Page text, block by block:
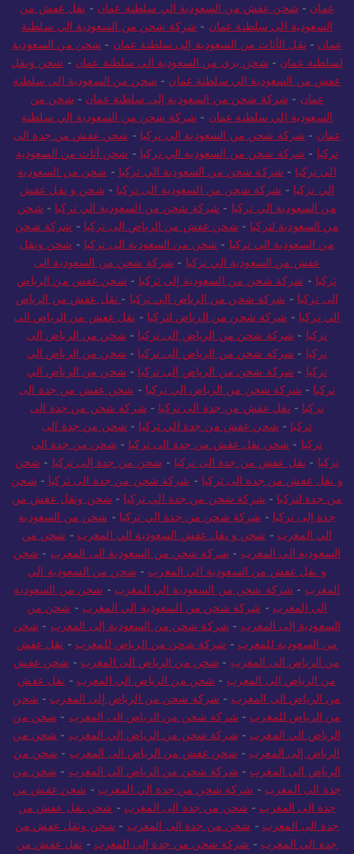
عمان - شحن عفش من السعودية الي سلطنة عمان - نقل عفش من
السعودية الي سلطنة عمان - شركة شحن من السعودية الي سلطنة
عمان - نقل الأثاث من السعودية إلى سلطنة عمان - شحن من السعودية
لسلطنة عمان - شحن بري من السعودية الي سلطنة عمان - شحن ونقل
عفش من السعودية الي سلطنة عمان - شحن من السعودية الى سلطنة
عمان - شركة شحن من السعودية إلى سلطنة عمان - شحن من
السعودية الي سلطنة عمان - شركة شحن من السعودية الي سلطنة
عمان - شركة شحن من السعودية الي تركيا - شحن عفش من جدة الى
تركيا - شركة شحن من السعودية الي تركيا - شحن أثاث من السعودية
الى تركيا - شركة شحن من السعودية الي تركيا - شحن من السعودية
الي تركيا - شركة شحن من السعودية الى تركيا - شحن و نقل عفش
من السعودية الي تركيا - شركة شحن من السعودية الي تركيا - شحن
من السعودية لتركيا - شحن عفش من الرياض الى تركيا - شركة شحن
من السعودية الي تركيا - شحن من السعودية الى تركيا - شحن ونقل
عفش من السعودية الي تركيا - شركة شحن من السعودية الى
تركيا - شركة شحن من السعودية إلى تركيا - شحن عفش من الرياض
الى تركيا - شركة شحن من الرياض الي تركيا - نقل عفش من الرياض
الي تركيا - شركة شحن من الرياض لتركيا - نقل عفش من الرياض الى
تركيا - شركة شحن من الرياض الى تركيا - شحن من الرياض الى
تركيا - شركة شحن من الرياض الى تركيا - شحن من الرياض الي
تركيا - شركة شحن من الرياض إلى تركيا - شحن من الرياض الي
تركيا - شركة شحن من الرياض الي تركيا - شحن عفش من جدة الى
تركيا - نقل عفش من جدة الى تركيا - شركة شحن من جدة الى
تركيا - شحن عفش من جدة الي تركيا - شحن من جدة الى
تركيا - شحن نقل عفش من جدة الى تركيا - شحن من جدة الي
تركيا - نقل عفش من جدة الى تركيا - شحن من جدة إلى تركيا - شحن
و نقل عفش من جدة الى تركيا - شركة شحن من جدة الى تركيا - شحن
من جدة لتركيا - شركة شحن من جدة الي تركيا - شحن ونقل عفش من
جدة إلى تركيا - شركة شحن من جدة الي تركيا - شحن من السعودية
الي المغرب - شحن و نقل عفش السعودية الي المغرب - شحن من
السعودية الي المغرب - شركة شحن من السعودية الى المغرب - شحن
و نقل عفش من السعودية الي المغرب - شحن من السعودية الي
المغرب - شركة شحن من السعودية الي المغرب - شحن من السعودية
الي المغرب - شركة شحن من السعودية الي المغرب - شحن من
السعودية إلى المغرب - شركة شحن من السعودية إلى المغرب - شحن
من السعودية للمغرب - شركة شحن من الرياض للمغرب - نقل عفش
من الرياض الى المغرب - شحن من الرياض الى المغرب - شحن عفش
من الرياض الي المغرب - شحن من الرياض الي المغرب - نقل عفش
من الرياض الى المغرب - شركة شحن من الرياض إلى المغرب - شحن
من الرياض للمغرب - شركة شحن من الرياض الى المغرب - شحن من
الرياض الي المغرب - شركة شحن من الرياض الي المغرب - شحن من
الرياض إلى المغرب - شحن عفش من الرياض الى المغرب - شحن من
الرياض الي المغرب - شركة شحن من الرياض الي المغرب - شحن من
جدة الى المغرب - شركة شحن من جدة الي المغرب - شحن عفش من
جدة الى المغرب - شحن من جدة الى المغرب - شحن نقل عفش من
جدة الى المغرب - شحن من جدة الى المغرب - شحن ونقل عفش من
جدة الي المغرب - شركة شحن من جدة إلى المغرب - نقل عفش من